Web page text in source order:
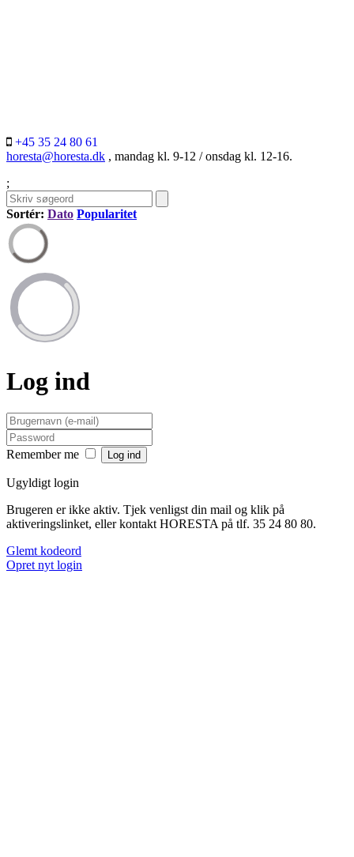
+45 35 24 80 61
horesta@horesta.dk , mandag kl. 9-12 / onsdag kl. 12-16.
;
Sortér: Dato Popularitet
Log ind
Remember me
Ugyldigt login
Brugeren er ikke aktiv. Tjek venligst din mail og klik på
aktiveringslinket, eller kontakt HORESTA på tlf. 35 24 80 80.
Glemt kodeord
Opret nyt login